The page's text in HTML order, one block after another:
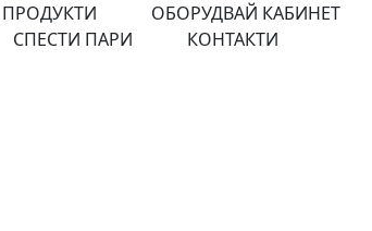
ПРОДУКТИ
ОБОРУДВАЙ КАБИНЕТ
СПЕСТИ ПАРИ КОНТАКТИ